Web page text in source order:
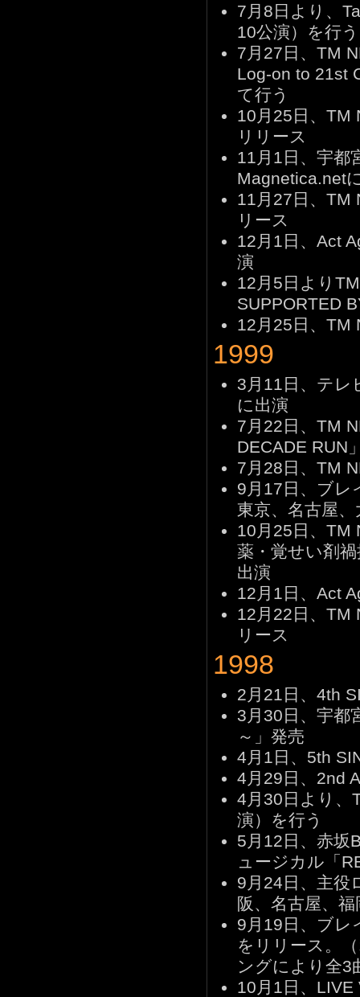
7月8日より、
10公演）を行う
7月27日、TM
Log-on to 21st
て行う
10月25日、TM
リリース
11月1日、宇都
Magnetica.net
11月27日、TM
リース
12月1日、Act
演
12月5日より
SUPPORTED
12月25日、TM
1999
3月11日、テレ
に出演
7月22日、TM
DECADE RUN
7月28日、TM
9月17日、ブレ
東京、名古屋
10月25日、TM
薬・覚せい剤
出演
12月1日、Act
12月22日、TM
リース
1998
2月21日、4th
3月30日、宇都
～」発売
4月1日、5th
4月29日、2nd
4月30日より、
演）を行う
5月12日、赤坂
ュージカル「
9月24日、主役
阪、名古屋、
9月19日、ブレ
をリリース。
ングにより全3
10月1日、